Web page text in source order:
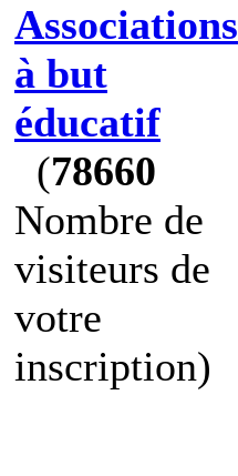
Associations
à but
éducatif
(78660
Nombre de
visiteurs de
votre
inscription)